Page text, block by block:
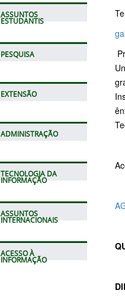
ASSUNTOS
ESTUDANTIS
PESQUISA
EXTENSÃO
ADMINISTRAÇÃO
TECNOLOGIA DA
INFORMAÇÃO
ASSUNTOS
INTERNACIONAIS
ACESSO À
INFORMAÇÃO